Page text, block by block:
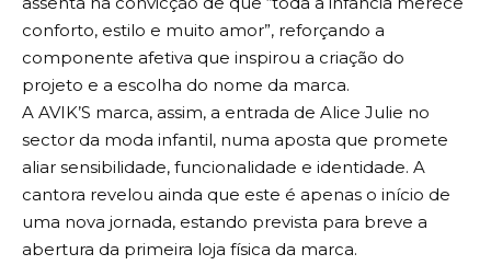
conforto, estilo e muito amor”, reforçando a
componente afetiva que inspirou a criação do
projeto e a escolha do nome da marca.
A AVIK’S marca, assim, a entrada de Alice Julie no
sector da moda infantil, numa aposta que promete
aliar sensibilidade, funcionalidade e identidade. A
cantora revelou ainda que este é apenas o início de
uma nova jornada, estando prevista para breve a
abertura da primeira loja física da marca.